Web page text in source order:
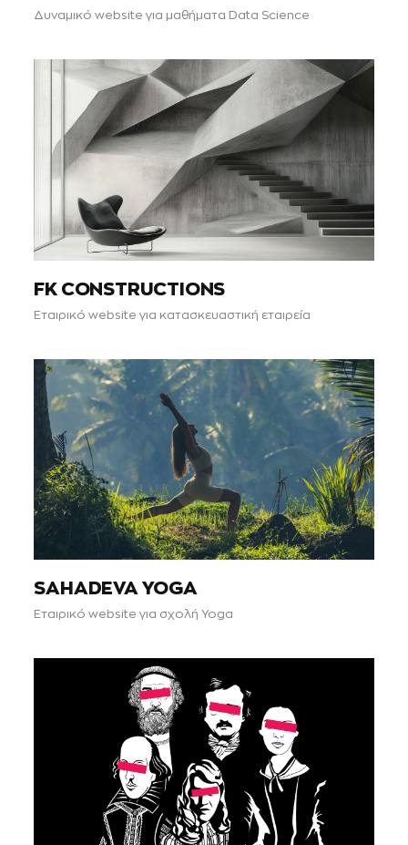
Δυναμικό website για μαθήματα Data Science
FK CONSTRUCTIONS
Εταιρικό website για κατασκευαστική εταιρεία
SAHADEVA YOGA
Εταιρικό website για σχολή Yoga